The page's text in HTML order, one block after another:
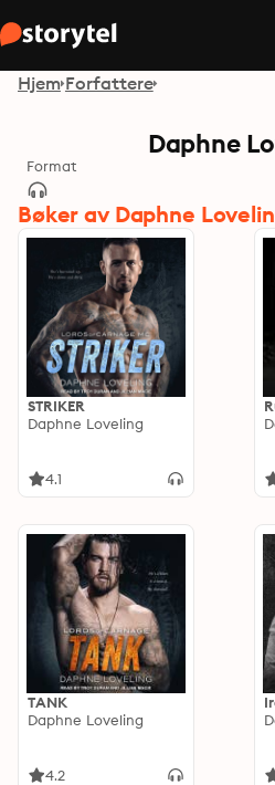
Hjem Forfattere
Daphne
Format
Bøker av Daphne
STRIKER
Daphne Loveling
4.1
TANK
Daphne Loveling
4.2